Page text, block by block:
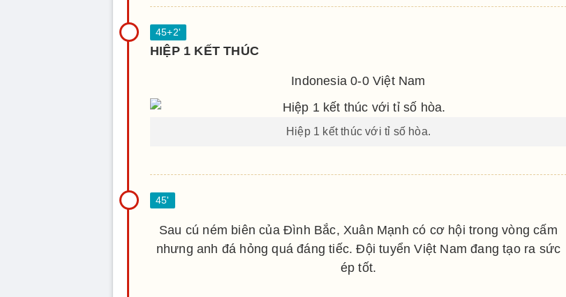
HIỆP 1 KẾT THÚC
Indonesia 0-0 Việt Nam
Hiệp 1 kết thúc với tỉ số hòa.
Sau cú ném biên của Đình Bắc, Xuân Mạnh có cơ hội trong vòng cấm
nhưng anh đá hỏng quá đáng tiếc. Đội tuyển Việt Nam đang tạo ra sức
ép tốt.